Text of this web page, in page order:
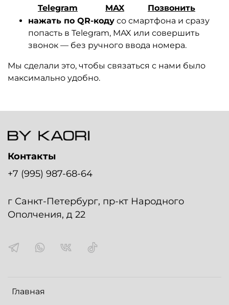
Telegram MAX
Позвонить
нажать по QR-коду со смартфона и сразу
попасть в Telegram, MAX или совершить
звонок — без ручного ввода номера.
Мы сделали это, чтобы связаться с нами было
максимально удобно.
Главная
Контакты
+7 (995) 987-68-64
г Санкт-Петербург, пр-кт Народного
Ополчения, д 22